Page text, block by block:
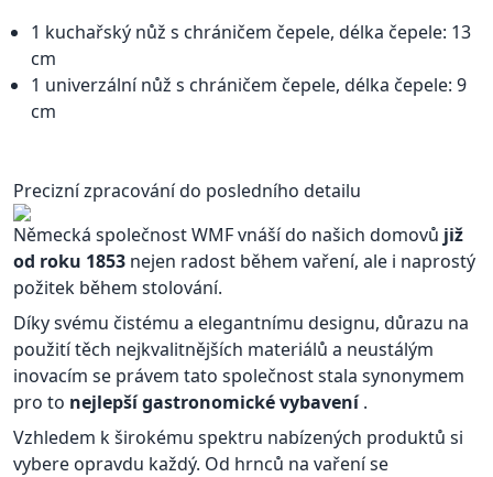
1 kuchařský nůž s chráničem čepele, délka čepele: 13
cm
1 univerzální nůž s chráničem čepele, délka čepele: 9
cm
Precizní zpracování do posledního detailu
Německá společnost WMF vnáší do našich domovů již
od roku 1853 nejen radost během vaření, ale i naprostý
požitek během stolování.
Díky svému čistému a elegantnímu designu, důrazu na
použití těch nejkvalitnějších materiálů a neustálým
inovacím se právem tato společnost stala synonymem
pro to nejlepší gastronomické vybavení.
Vzhledem k širokému spektru nabízených produktů si
vybere opravdu každý. Od hrnců na vaření se